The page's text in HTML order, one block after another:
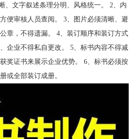
、文字叙述条理分明、风格统一。 2、内
便审核人员查阅。 3、图片必须清晰、避
章，不得遗漏。 4、装订顺序和装订方式
企业不得私自更改。 5、标书内容不得减
奖证书来展示企业优势。 6、标书必须按
或全部装订成册。